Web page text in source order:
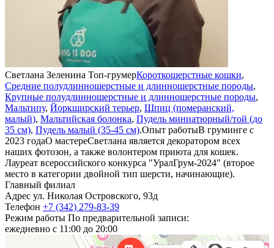
Светлана Зеленина Топ-грумерКороткошерстные кошки,
Средние полудлинношерстные и длинношерстные породы,
Крупные полудлинношерстные и длинношерстные породы,
Мальтипу, Йоркширский терьер, Шпиц (померанский,
малый), Мальтийская болонка, Пудель миниатюрный/той (до
35 см), Пудель малый (35-45 см).Опыт работыВ груминге с
2023 годаО мастереСветлана является декоратором всех
наших фотозон, а также волонтером приюта для кошек.
Лауреат всероссийского конкурса "УралГрум-2024" (второе
место в категории двойной тип шерсти, начинающие).
Главный филиал
Адрес ул. Николая Островского, 93д
Телефон +7 (342) 279-83-39
Режим работы По предварительной записи:
ежедневно с 11:00 до 20:00